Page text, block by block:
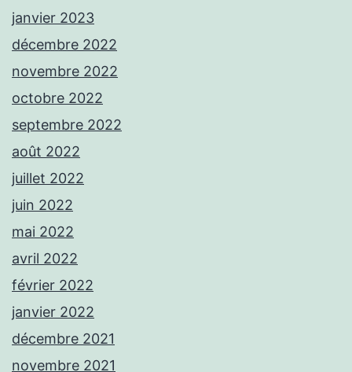
janvier 2023
décembre 2022
novembre 2022
octobre 2022
septembre 2022
août 2022
juillet 2022
juin 2022
mai 2022
avril 2022
février 2022
janvier 2022
décembre 2021
novembre 2021